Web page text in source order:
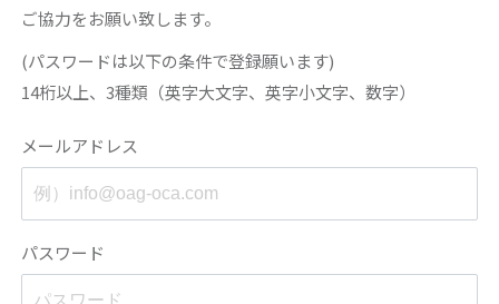
ご協力をお願い致します。
(パスワードは以下の条件で登録願います)
14桁以上、3種類（英字大文字、英字小文字、数字）
メールアドレス
パスワード